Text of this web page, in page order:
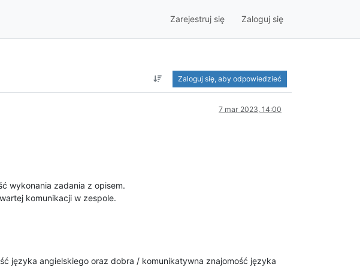
Zarejestruj się Zaloguj się
Zaloguj się, aby odpowiedzieć
7 mar 2023, 14:00
wykonania zadania z opisem.
komunikacji w zespole.
języka angielskiego oraz dobra / komunikatywna znajomość języka